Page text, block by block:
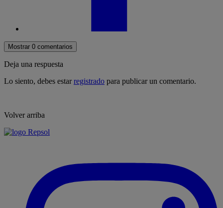
Mostrar 0 comentarios
Deja una respuesta
Lo siento, debes estarregistrado para publicar un comentario.
Volver arriba